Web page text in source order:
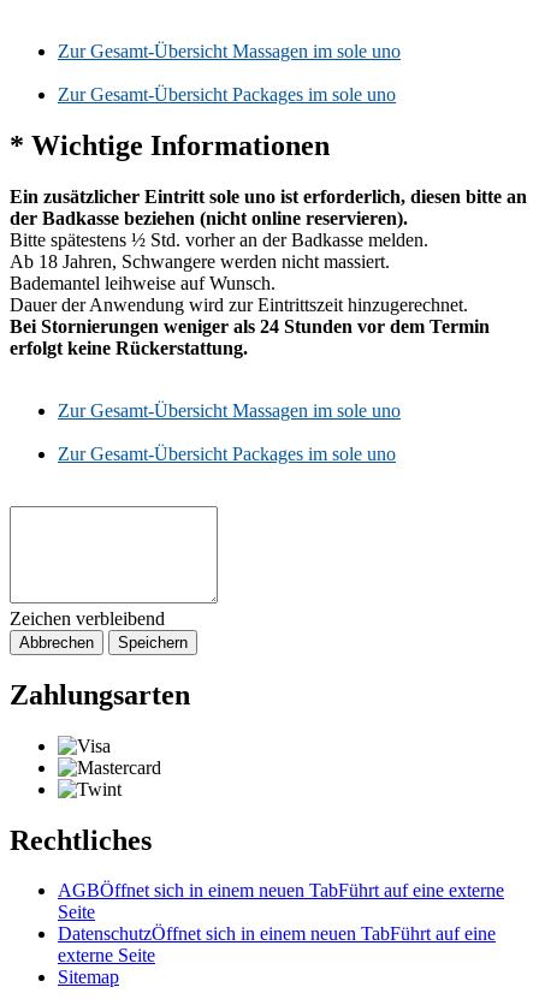
Zur Gesamt-Übersicht Massagen im sole uno
Zur Gesamt-Übersicht Packages im sole uno
* Wichtige Informationen
Ein zusätzlicher Eintritt sole uno ist erforderlich, diesen bitte an
der Badkasse beziehen (nicht online reservieren).
Bitte spätestens ½ Std. vorher an der Badkasse melden.
Ab 18 Jahren, Schwangere werden nicht massiert.
Bademantel leihweise auf Wunsch.
Dauer der Anwendung wird zur Eintrittszeit hinzugerechnet.
Bei Stornierungen weniger als 24 Stunden vor dem Termin
erfolgt keine Rückerstattung.
Zur Gesamt-Übersicht Massagen im sole uno
Zur Gesamt-Übersicht Packages im sole uno
Zeichen verbleibend
Abbrechen Speichern
Zahlungsarten
Rechtliches
AGBÖffnet sich in einem neuen TabFührt auf eine externe
Seite
DatenschutzÖffnet sich in einem neuen TabFührt auf eine
externe Seite
Sitemap